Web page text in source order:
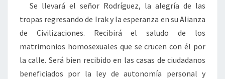
Se llevará el señor Rodríguez, la alegría de las
tropas regresando de Irak y la esperanza en su Alianza
de Civilizaciones. Recibirá el saludo de los
matrimonios homosexuales que se crucen con él por
la calle. Será bien recibido en las casas de ciudadanos
beneficiados por la ley de autonomía personal y